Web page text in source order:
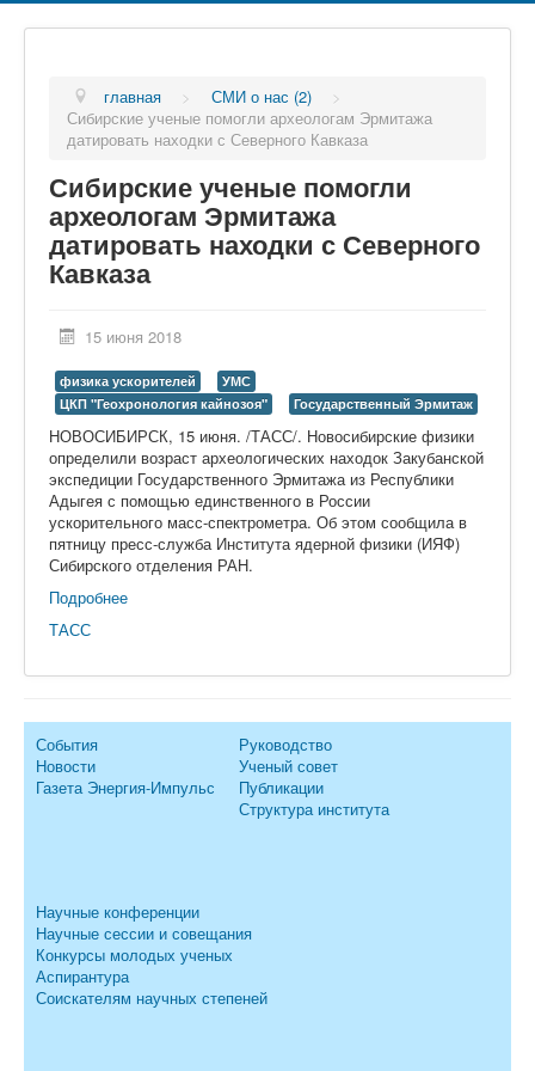
главная > СМИ о нас (2)
>
Сибирские ученые помогли археологам Эрмитажа
датировать находки с Северного Кавказа
Сибирские ученые помогли
археологам Эрмитажа
датировать находки с Северного
Кавказа
15 июня 2018
физика ускорителей
УМС
ЦКП "Геохронология кайнозоя"
Государственный Эрмитаж
НОВОСИБИРСК, 15 июня. /ТАСС/. Новосибирские физики
определили возраст археологических находок Закубанской
экспедиции Государственного Эрмитажа из Республики
Адыгея с помощью единственного в России
ускорительного масс-спектрометра. Об этом сообщила в
пятницу пресс-служба Института ядерной физики (ИЯФ)
Сибирского отделения РАН.
Подробнее
ТАСС
События
Новости
Газета Энергия-Импульс
Руководство
Ученый совет
Публикации
Структура института
Научные конференции
Научные сессии и совещания
Конкурсы молодых ученых
Аспирантура
Соискателям научных степеней